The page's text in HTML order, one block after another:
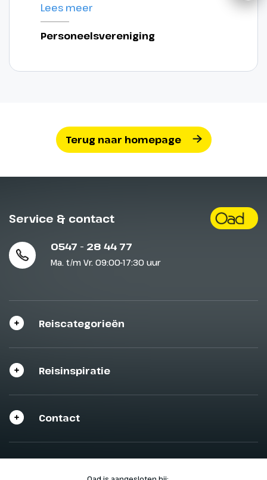
moment aanpassingen werden snel
opgepakt.
Lees meer
Personeelsvereniging
Terug naar homepage
Service & contact
0547 - 28 44 77
Ma. t/m Vr. 09:00-17:30 uur
Reiscategorieën
Reisinspiratie
Contact